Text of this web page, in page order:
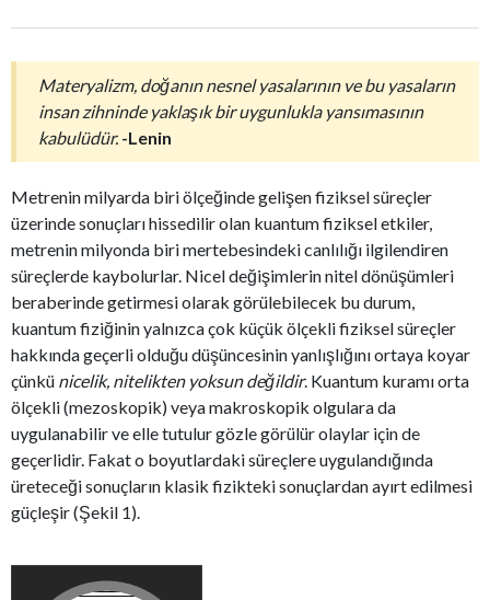
Materyalizm, doğanın nesnel yasalarının ve bu yasaların
insan zihninde yaklaşık bir uygunlukla yansımasının
kabulüdür. -Lenin
Metrenin milyarda biri ölçeğinde gelişen fiziksel süreçler
üzerinde sonuçları hissedilir olan kuantum fiziksel etkiler,
metrenin milyonda biri mertebesindeki canlılığı ilgilendiren
süreçlerde kaybolurlar. Nicel değişimlerin nitel dönüşümleri
beraberinde getirmesi olarak görülebilecek bu durum,
kuantum fiziğinin yalnızca çok küçük ölçekli fiziksel süreçler
hakkında geçerli olduğu düşüncesinin yanlışlığını ortaya koyar
çünkü nicelik, nitelikten yoksun değildir. Kuantum kuramı orta
ölçekli (mezoskopik) veya makroskopik olgulara da
uygulanabilir ve elle tutulur gözle görülür olaylar için de
geçerlidir. Fakat o boyutlardaki süreçlere uygulandığında
üreteceği sonuçların klasik fizikteki sonuçlardan ayırt edilmesi
güçleşir (Şekil 1).